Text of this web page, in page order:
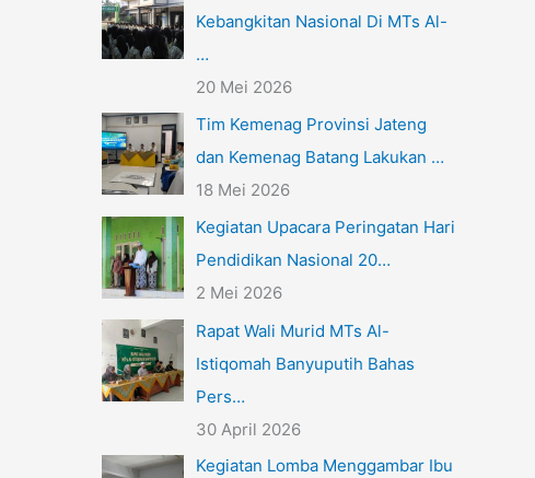
Kebangkitan Nasional Di MTs Al-
…
20 Mei 2026
Tim Kemenag Provinsi Jateng
dan Kemenag Batang Lakukan …
18 Mei 2026
Kegiatan Upacara Peringatan Hari
Pendidikan Nasional 20…
2 Mei 2026
Rapat Wali Murid MTs Al-
Istiqomah Banyuputih Bahas
Pers…
30 April 2026
Kegiatan Lomba Menggambar Ibu